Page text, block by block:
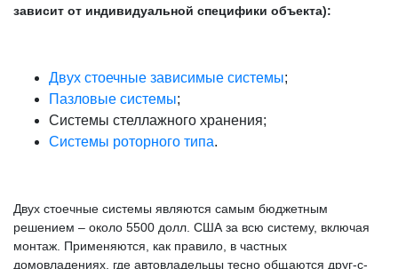
зависит от индивидуальной специфики объекта):
Двух стоечные зависимые системы;
Пазловые системы;
Системы стеллажного хранения;
Системы роторного типа.
Двух стоечные системы являются самым бюджетным
решением – около 5500 долл. США за всю систему, включая
монтаж. Применяются, как правило, в частных
домовладениях, где автовладельцы тесно общаются друг-с-